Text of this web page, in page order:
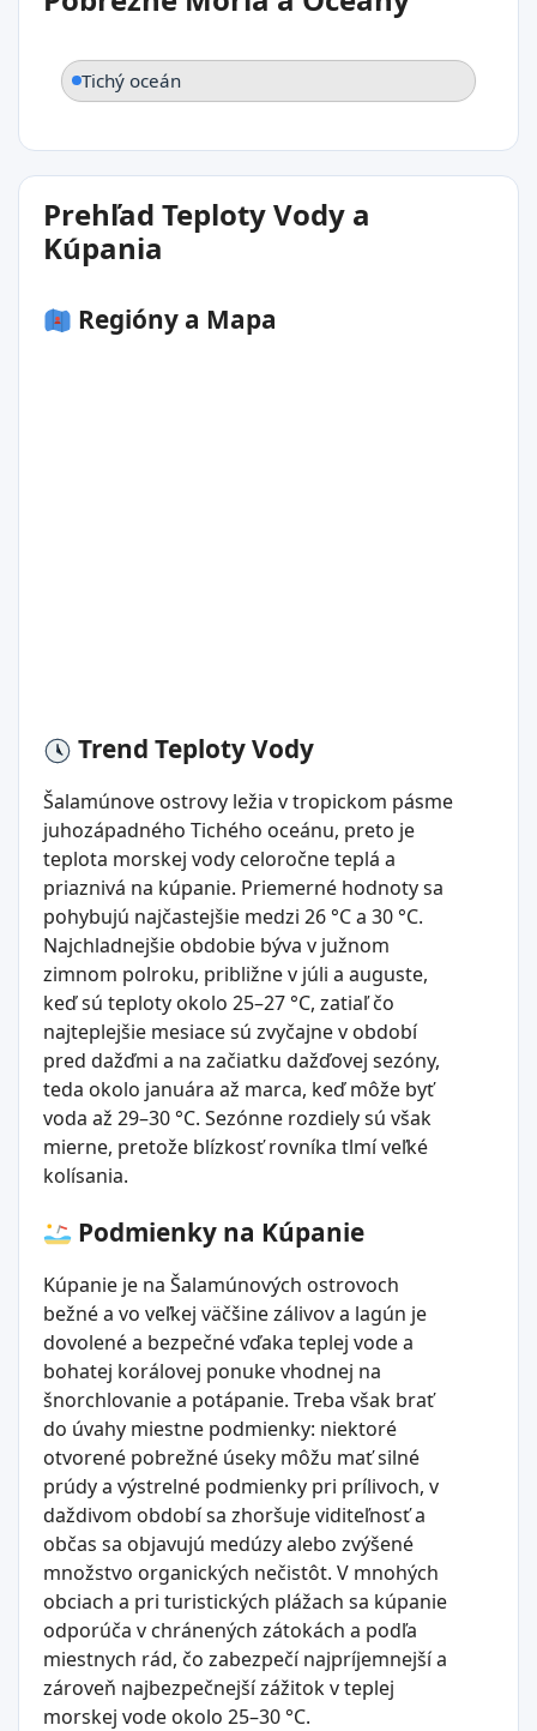
Tichý oceán
Prehľad Teploty Vody a
Kúpania
Regióny a Mapa
Trend Teploty Vody
Šalamúnove ostrovy ležia v tropickom pásme
juhozápadného Tichého oceánu, preto je
teplota morskej vody celoročne teplá a
priaznivá na kúpanie. Priemerné hodnoty sa
pohybujú najčastejšie medzi 26 °C a 30 °C.
Najchladnejšie obdobie býva v južnom
zimnom polroku, približne v júli a auguste,
keď sú teploty okolo 25–27 °C, zatiaľ čo
najteplejšie mesiace sú zvyčajne v období
pred dažďmi a na začiatku dažďovej sezóny,
teda okolo januára až marca, keď môže byť
voda až 29–30 °C. Sezónne rozdiely sú však
mierne, pretože blízkosť rovníka tlmí veľké
kolísania.
Podmienky na Kúpanie
Kúpanie je na Šalamúnových ostrovoch
bežné a vo veľkej väčšine zálivov a lagún je
dovolené a bezpečné vďaka teplej vode a
bohatej korálovej ponuke vhodnej na
šnorchlovanie a potápanie. Treba však brať
do úvahy miestne podmienky: niektoré
otvorené pobrežné úseky môžu mať silné
prúdy a výstrelné podmienky pri prílivoch, v
daždivom období sa zhoršuje viditeľnosť a
občas sa objavujú medúzy alebo zvýšené
množstvo organických nečistôt. V mnohých
obciach a pri turistických plážach sa kúpanie
odporúča v chránených zátokách a podľa
miestnych rád, čo zabezpečí najpríjemnejší a
zároveň najbezpečnejší zážitok v teplej
morskej vode okolo 25–30 °C.